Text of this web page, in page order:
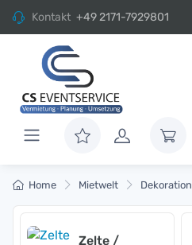
Kontakt +49 2171-7929801
Home Mietwelt Dekoration
Zelte /